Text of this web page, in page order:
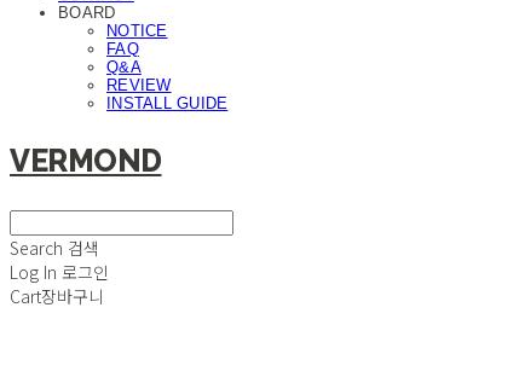
BOARD
NOTICE
FAQ
Q&A
REVIEW
INSTALL GUIDE
VERMOND
Search 검색
Log In 로그인
Cart장바구니